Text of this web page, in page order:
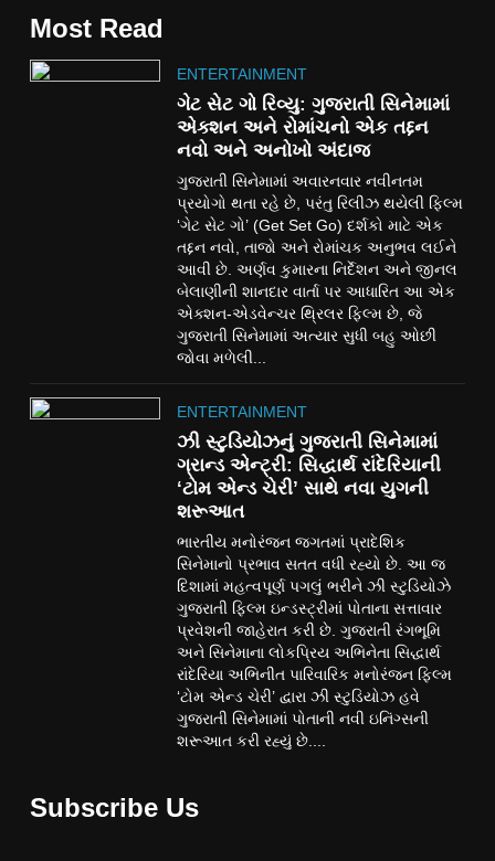
Most Read
ENTERTAINMENT
ગેટ સેટ ગો રિવ્યુ: ગુજરાતી સિનેમામાં
એક્શન અને રોમાંચનો એક તદ્દન
નવો અને અનોખો અંદાજ
ગુજરાતી સિનેમામાં અવારનવાર નવીનતમ
પ્રયોગો થતા રહે છે, પરંતુ રિલીઝ થયેલી ફિલ્મ
‘ગેટ સેટ ગો’ (Get Set Go) દર્શકો માટે એક
તદ્દન નવો, તાજો અને રોમાંચક અનુભવ લઈને
આવી છે. અર્ણવ કુમારના નિર્દેશન અને જીનલ
બેલાણીની શાનદાર વાર્તા પર આધારિત આ એક
એક્શન-એડવેન્ચર થ્રિલર ફિલ્મ છે, જે
ગુજરાતી સિનેમામાં અત્યાર સુધી બહુ ઓછી
જોવા મળેલી...
ENTERTAINMENT
ઝી સ્ટુડિયોઝનું ગુજરાતી સિનેમામાં
ગ્રાન્ડ એન્ટ્રી: સિદ્ધાર્થ રાંદેરિયાની
‘ટોમ એન્ડ ચેરી’ સાથે નવા યુગની
શરૂઆત
ભારતીય મનોરંજન જગતમાં પ્રાદેશિક
સિનેમાનો પ્રભાવ સતત વધી રહ્યો છે. આ જ
દિશામાં મહત્વપૂર્ણ પગલું ભરીને ઝી સ્ટુડિયોઝે
ગુજરાતી ફિલ્મ ઇન્ડસ્ટ્રીમાં પોતાના સત્તાવાર
પ્રવેશની જાહેરાત કરી છે. ગુજરાતી રંગભૂમિ
અને સિનેમાના લોકપ્રિય અભિનેતા સિદ્ધાર્થ
રાંદેરિયા અભિનીત પારિવારિક મનોરંજન ફિલ્મ
‘ટોમ એન્ડ ચેરી’ દ્વારા ઝી સ્ટુડિયોઝ હવે
ગુજરાતી સિનેમામાં પોતાની નવી ઇનિંગ્સની
શરૂઆત કરી રહ્યું છે....
Subscribe Us